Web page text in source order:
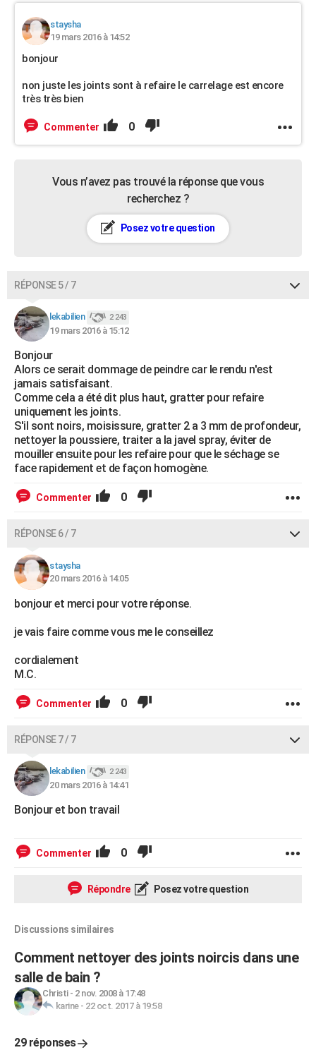
staysha
19 mars 2016 à 14:52
bonjour
non juste les joints sont à refaire le carrelage est encore
très très bien
Commenter 0
Vous n’avez pas trouvé la réponse que vous
recherchez ?
Posez votre question
RÉPONSE 5 / 7
lekabilien 2 243
19 mars 2016 à 15:12
Bonjour
Alors ce serait dommage de peindre car le rendu n'est
jamais satisfaisant.
Comme cela a été dit plus haut, gratter pour refaire
uniquement les joints.
S'il sont noirs, moisissure, gratter 2 a 3 mm de profondeur,
nettoyer la poussiere, traiter a la javel spray, éviter de
mouiller ensuite pour les refaire pour que le séchage se
face rapidement et de façon homogène.
Commenter 0
RÉPONSE 6 / 7
staysha
20 mars 2016 à 14:05
bonjour et merci pour votre réponse.
je vais faire comme vous me le conseillez
cordialement
M.C.
Commenter 0
RÉPONSE 7 / 7
lekabilien 2 243
20 mars 2016 à 14:41
Bonjour et bon travail
Commenter 0
Répondre Posez votre question
Discussions similaires
Comment nettoyer des joints noircis dans une
salle de bain ?
Christi- 2 nov. 2008 à 17:48
karine- 22 oct. 2017 à 19:58
29 réponses